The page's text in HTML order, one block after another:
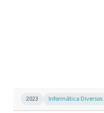
2023 Informática Diversos